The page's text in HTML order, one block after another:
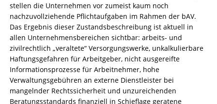
stellen die Unternehmen vor zumeist kaum noch
nachzuvollziehende Pflichtaufgaben im Rahmen der bAV.
Das Ergebnis dieser Zustandsbeschreibung ist aktuell in
allen Unternehmensbereichen sichtbar: arbeits- und
zivilrechtlich „veraltete“ Versorgungswerke, unkalkulierbare
Haftungsgefahren für Arbeitgeber, nicht ausgereifte
Informationsprozesse für Arbeitnehmer, hohe
Verwaltungsgebühren an externe Dienstleister bei
mangelnder Rechtssicherheit und unzureichenden
Beratungsstandards finanziell in Schieflage geratene